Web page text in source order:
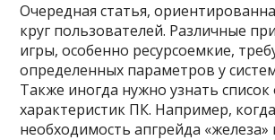
Очередная статья,
круг пользователей. Различные
игры, особенно ресурсоемкие,
определенных параметров у
Также иногда нужно узнать
характеристик ПК. Например,
необходимость апгрейда